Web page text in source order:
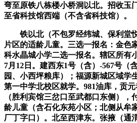
弯至原铁八栋楼小桥洞以北。招收玉
至省科技馆西端（不含省科技馆）。
铁以北（不包罗经纬城、保利堂悦
片区的适龄儿童。三选一报名：金色
科水晶城小学二选一报名。辖区所有
7月12日。建西东1号（含）-567号（
园、小西坪粮库）；福源新城区域学
第一中学北校区就学。981油库，贡
（胜利宾馆三岔口至武都口东侧），
龄儿童（含石化东苑小区；北侧从牟
厂丁字口）。北至西津东。张掖（通